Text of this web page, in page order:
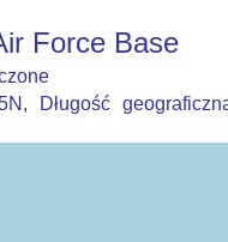
Force Base
Długość